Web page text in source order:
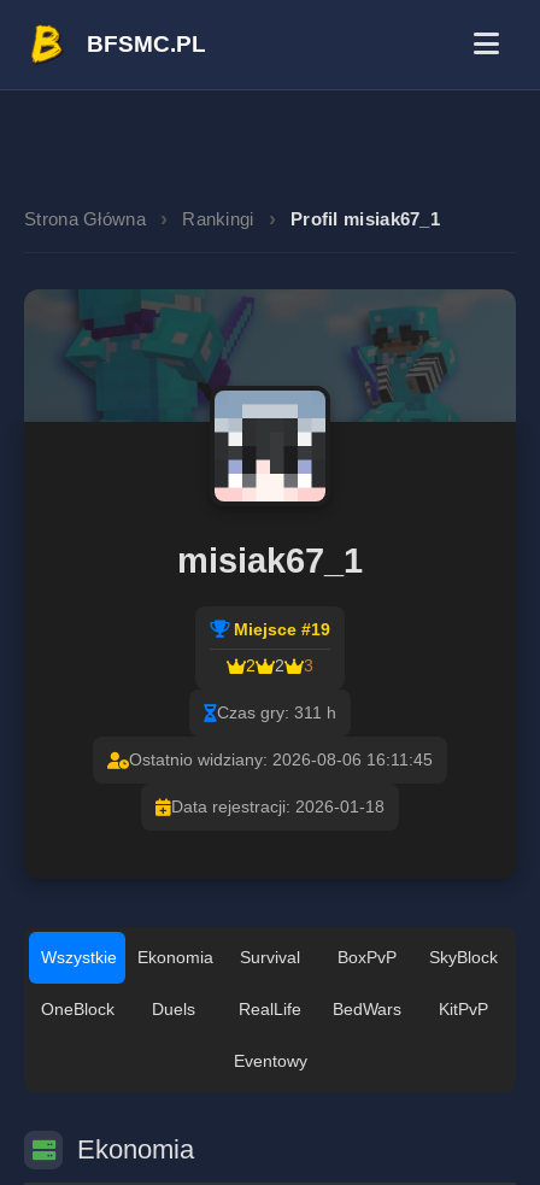
BFSMC.PL
Strona Główna Rankingi Profil misiak67_1
misiak67_1
Miejsce #19
2
2 3
Czas gry: 311 h
Ostatnio widziany: 2026-08-06 16:11:45
Data rejestracji: 2026-01-18
Wszystkie Ekonomia Survival BoxPvP SkyBlock
OneBlock Duels RealLife BedWars KitPvP
Eventowy
Ekonomia